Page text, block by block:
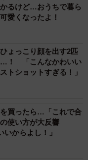
るけど…おうちで暮ら
愛くなったよ！
ょっこり顔を出す2匹
…！ 「こんなかわいい
トショットすぎる！」
買ったら…「これで合
使い方が大反響
いからよし！」